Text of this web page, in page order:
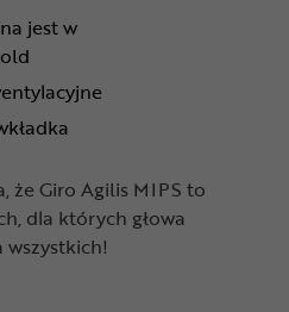
jest w
że Giro Agilis MIPS to
dla których głowa
wszystkich!